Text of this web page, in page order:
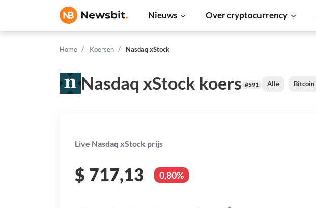
Nieuws Over cryptocurrency
Home Koersen Nasdaq xStock
Nasdaq xStock koers #591 Alle Bitcoin
Live Nasdaq xStock prijs
$ 717,13 0,80%